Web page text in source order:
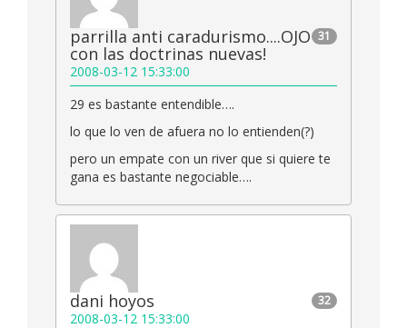
31
parrilla anti caradurismo....OJO
con las doctrinas nuevas!
2008-03-12 15:33:00
29 es bastante entendible….
lo que lo ven de afuera no lo entienden(?)
pero un empate con un river que si quiere te
gana es bastante negociable….
32
dani hoyos
2008-03-12 15:33:00